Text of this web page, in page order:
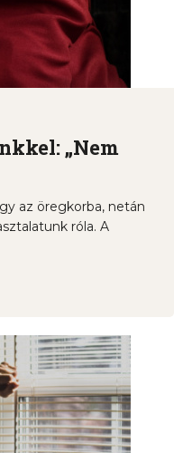
„Nem
az öregkorba, netán
róla. A